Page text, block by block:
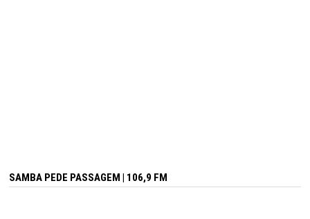
SAMBA PEDE PASSAGEM | 106,9 FM